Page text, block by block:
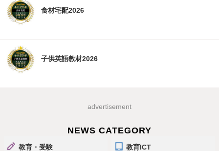
食材宅配2026
子供英語教材2026
advertisement
NEWS CATEGORY
教育・受験 教育ICT